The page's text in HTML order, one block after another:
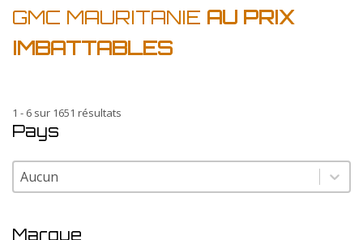
GMC MAURITANIE AU PRIX
IMBATTABLES
1 - 6 sur 1651 résultats
Pays
Pays
Pays
Marque